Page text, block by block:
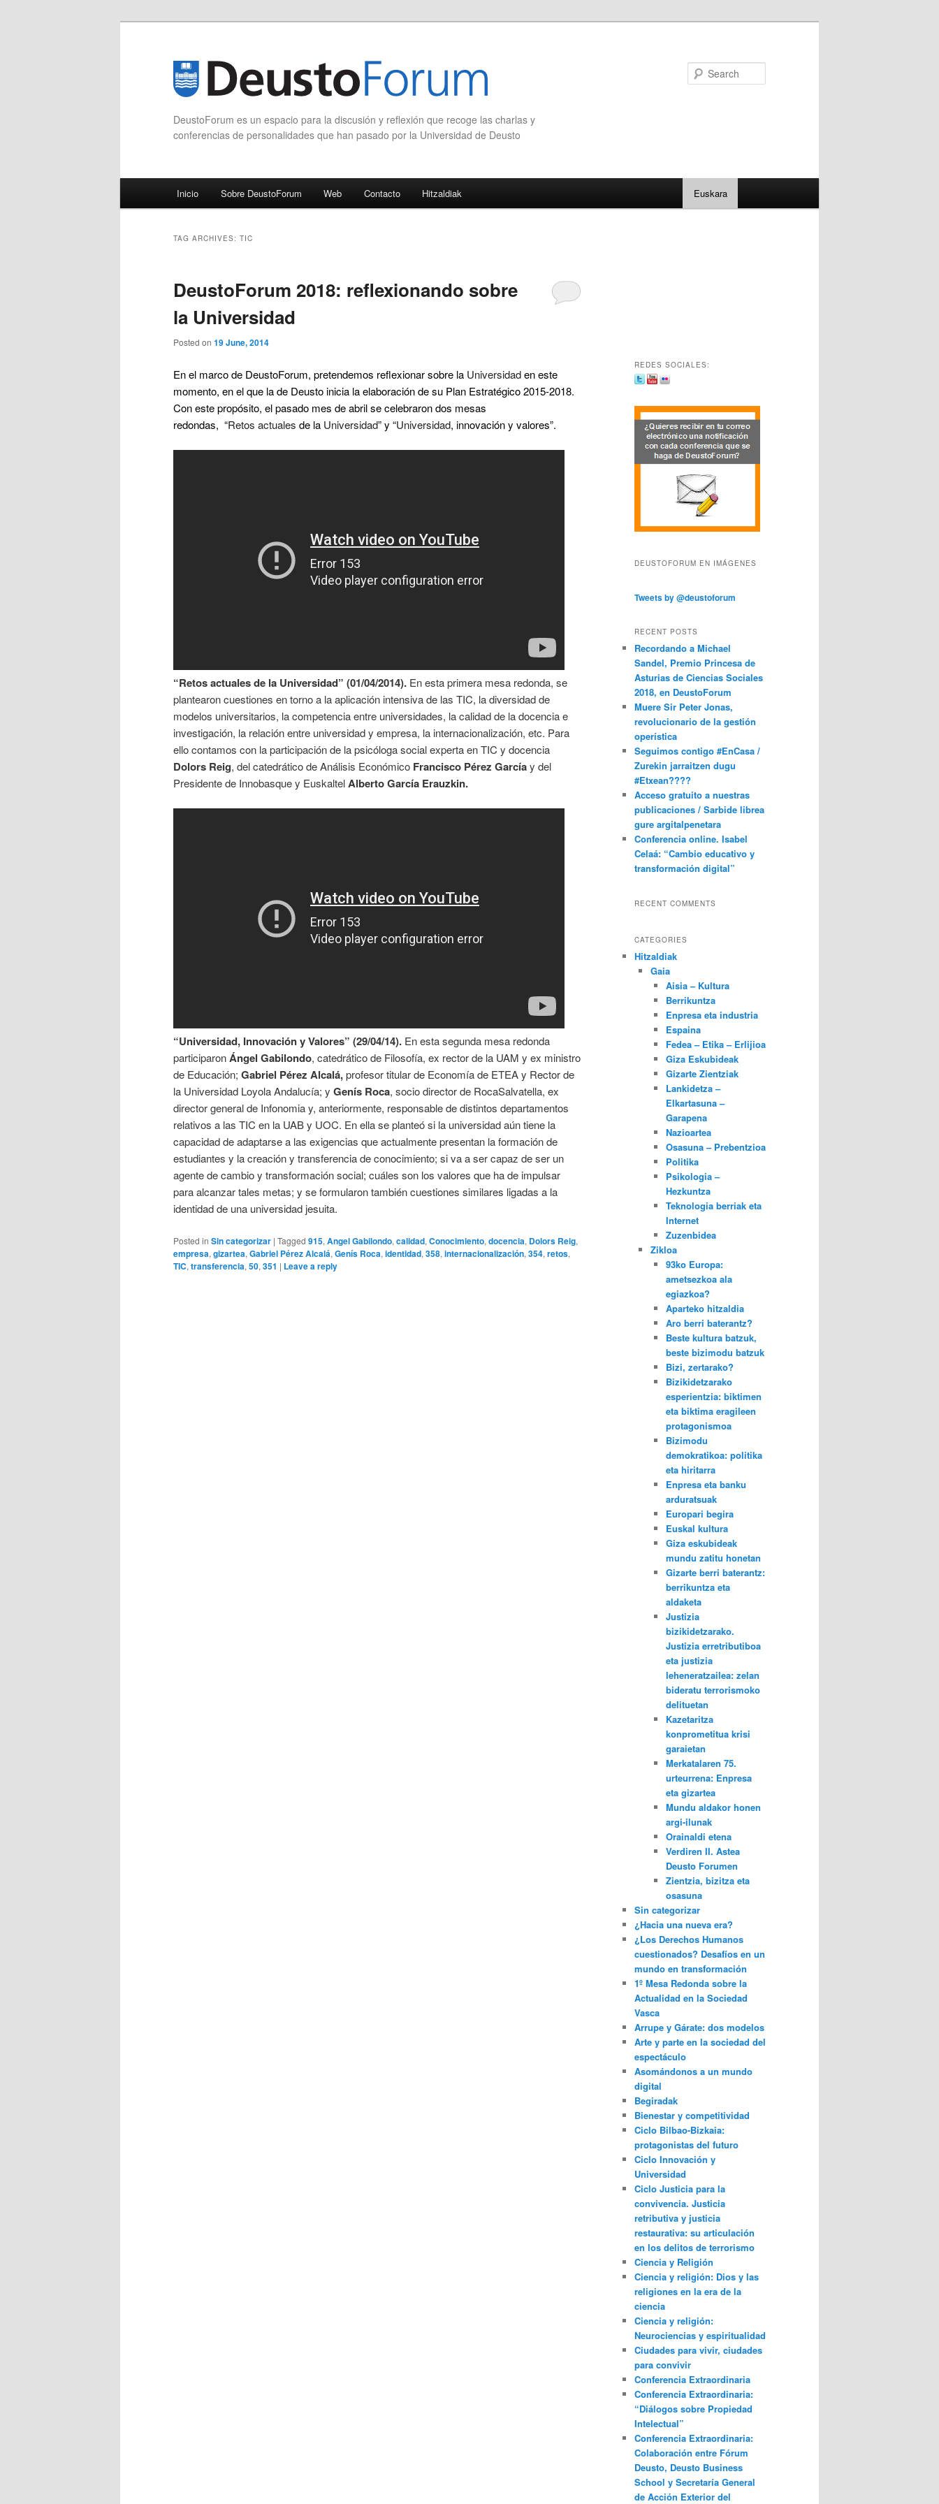
DeustoForum es un espacio para la discusión y reflexión que recoge las charlas y
conferencias de personalidades que han pasado por la Universidad de Deusto
Skip to primary content
Skip to secondary content
Inicio Sobre DeustoForum Web Contacto Hitzaldiak Euskara
TAG ARCHIVES: TIC
DeustoForum 2018: reflexionando sobre
la Universidad
Posted on 19 June, 2014
En el marco de DeustoForum, pretendemos reflexionar sobre la Universidaden este
momento, en el que la de Deusto inicia la elaboración de su Plan Estratégico 2015-2018.
Con este propósito, el pasado mes de abril se celebraron dos mesas
redondas, “Retos actuales de la Universidad” y “Universidad, innovación y valores”.
“Retos actuales de la Universidad” (01/04/2014). En esta primera mesa redonda, se
plantearon cuestiones en torno a la aplicación intensiva de las TIC, la diversidad de
modelos universitarios, la competencia entre universidades, la calidad de la docencia e
investigación, la relación entre universidad y empresa, la internacionalización, etc. Para
ello contamos con la participación de la psicóloga social experta en TIC y docencia
Dolors Reig, del catedrático de Análisis Económico Francisco Pérez Garcíay del
Presidente de Innobasque y EuskaltelAlberto García Erauzkin.
“Universidad, Innovación y Valores” (29/04/14). En esta segunda mesa redonda
participaronÁngel Gabilondo, catedrático de Filosofía, ex rector de la UAM y ex ministro
de Educación; Gabriel Pérez Alcalá,profesor titular de Economía de ETEA y Rector de
la Universidad Loyola Andalucía; y Genís Roca, socio director de RocaSalvatella, ex
director general de Infonomia y, anteriormente, responsable de distintos departamentos
relativos a las TIC en la UAB y UOC. En ella se planteó si la universidad aún tiene la
capacidad de adaptarse a las exigencias que actualmente presentan la formación de
estudiantes y la creación y transferencia de conocimiento; si va a ser capaz de ser un
agente de cambio y transformación social; cuáles son los valores que ha de impulsar
para alcanzar tales metas; y se formularon también cuestiones similares ligadas a la
identidad de una universidad jesuita.
Posted in Sin categorizar | Tagged 915, Angel Gabilondo, calidad, Conocimiento, docencia, Dolors Reig,
empresa, gizartea, Gabriel Pérez Alcalá, Genís Roca, identidad, 358, internacionalización, 354, retos,
TIC, transferencia, 50, 351 | Leave a reply
REDES SOCIALES:
DEUSTOFORUM EN IMÁGENES
Tweets by @deustoforum
RECENT POSTS
Recordando a Michael
Sandel, Premio Princesa de
Asturias de Ciencias Sociales
2018, en DeustoForum
Muere Sir Peter Jonas,
revolucionario de la gestión
operística
Seguimos contigo #EnCasa /
Zurekin jarraitzen dugu
#Etxean????
Acceso gratuito a nuestras
publicaciones / Sarbide librea
gure argitalpenetara
Conferencia online. Isabel
Celaá: “Cambio educativo y
transformación digital”
RECENT COMMENTS
CATEGORIES
Hitzaldiak
Gaia
Aisia – Kultura
Berrikuntza
Enpresa eta industria
Espaina
Fedea – Etika – Erlijioa
Giza Eskubideak
Gizarte Zientziak
Lankidetza –
Elkartasuna –
Garapena
Nazioartea
Osasuna – Prebentzioa
Politika
Psikologia –
Hezkuntza
Teknologia berriak eta
Internet
Zuzenbidea
Zikloa
93ko Europa:
ametsezkoa ala
egiazkoa?
Aparteko hitzaldia
Aro berri baterantz?
Beste kultura batzuk,
beste bizimodu batzuk
Bizi, zertarako?
Bizikidetzarako
esperientzia: biktimen
eta biktima eragileen
protagonismoa
Bizimodu
demokratikoa: politika
eta hiritarra
Enpresa eta banku
arduratsuak
Europari begira
Euskal kultura
Giza eskubideak
mundu zatitu honetan
Gizarte berri baterantz:
berrikuntza eta
aldaketa
Justizia
bizikidetzarako.
Justizia erretributiboa
eta justizia
leheneratzailea: zelan
bideratu terrorismoko
delituetan
Kazetaritza
konprometitua krisi
garaietan
Merkatalaren 75.
urteurrena: Enpresa
eta gizartea
Mundu aldakor honen
argi-ilunak
Orainaldi etena
Verdiren II. Astea
Deusto Forumen
Zientzia, bizitza eta
osasuna
Sin categorizar
¿Hacia una nueva era?
¿Los Derechos Humanos
cuestionados? Desafíos en un
mundo en transformación
1º Mesa Redonda sobre la
Actualidad en la Sociedad
Vasca
Arrupe y Gárate: dos modelos
Arte y parte en la sociedad del
espectáculo
Asomándonos a un mundo
digital
Begiradak
Bienestar y competitividad
Ciclo Bilbao-Bizkaia:
protagonistas del futuro
Ciclo Innovación y
Universidad
Ciclo Justicia para la
convivencia. Justicia
retributiva y justicia
restaurativa: su articulación
en los delitos de terrorismo
Ciencia y Religión
Ciencia y religión: Dios y las
religiones en la era de la
ciencia
Ciencia y religión:
Neurociencias y espiritualidad
Ciudades para vivir, ciudades
para convivir
Conferencia Extraordinaria
Conferencia Extraordinaria:
“Diálogos sobre Propiedad
Intelectual”
Conferencia Extraordinaria:
Colaboración entre Fórum
Deusto, Deusto Business
School y Secretaría General
de Acción Exterior del